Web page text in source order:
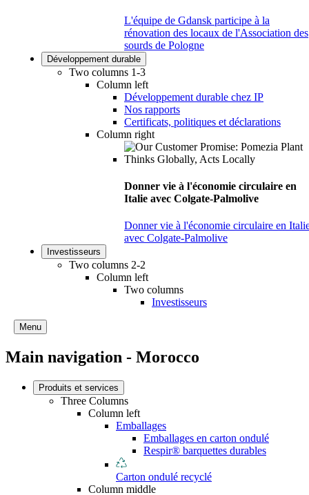
L'équipe de Gdansk participe à la
rénovation des locaux de l'Association des
sourds de Pologne
Développement durable
Two columns 1-3
Column left
Développement durable chez IP
Nos rapports
Certificats, politiques et déclarations
Column right
Donner vie à l'économie circulaire en
Italie avec Colgate-Palmolive
Donner vie à l'économie circulaire en
avec Colgate-Palmolive
Investisseurs
Two columns 2-2
Column left
Two columns
Investisseurs
Menu
Main navigation - Morocco
Produits et services
Three Columns
Column left
Emballages
Emballages en carton ondulé
Respir® barquettes durables
Carton ondulé recyclé
Column middle